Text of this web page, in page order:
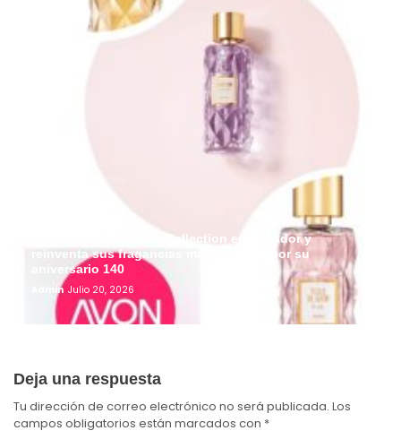
Avon presenta Iconic Collection en Ecuador y
reinventa sus fragancias más icónicas por su
aniversario 140
Admin Julio 20, 2026
Deja una respuesta
Tu dirección de correo electrónico no será publicada. Los
campos obligatorios están marcados con *